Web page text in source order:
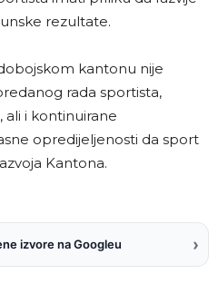
rezultate.
kantonu nije
rada sportista,
ali i kontinuirane
opredijeljenosti da sport
Kantona.
izvore na Googleu ›